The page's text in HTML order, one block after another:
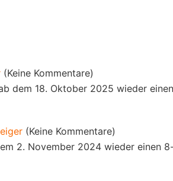
(Keine Kommentare)
dem 18. Oktober 2025 wieder
(Keine Kommentare)
2. November 2024 wieder einen